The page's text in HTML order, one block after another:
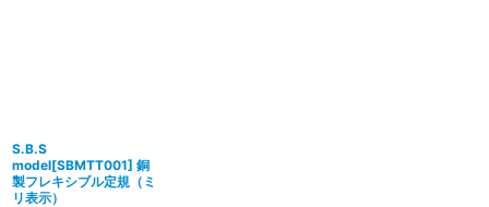
S.B.S
model[SBMTT001] 銅
製フレキシブル定規（ミ
リ表示）